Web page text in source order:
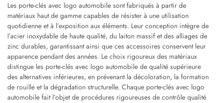
Les porte-clés avec logo automobile sont fabriqués à partir de
matériaux haut de gamme capables de résister à une utilisation
quotidienne et à l’exposition aux éléments. Leur conception intègre de
l’acier inoxydable de haute qualité, du laiton massif et des alliages de
zinc durables, garantissant ainsi que ces accessoires conservent leur
apparence pendant des années. Le choix rigoureux des matériaux
distingue les porte-clés avec logo automobile de qualité supérieure
des alternatives inférieures, en prévenant la décoloration, la formation
de rouille et la dégradation structurelle. Chaque porte-clés avec logo
automobile fait l’objet de procédures rigoureuses de contrôle qualité